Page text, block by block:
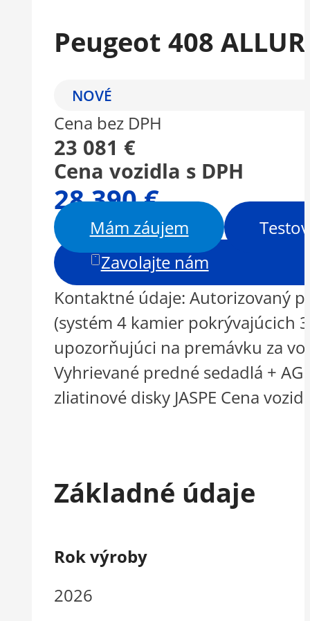
Peugeot 408
NOVÉ
Cena bez DPH
23 081 €
Cena vozidla s DPH
28 390 €
Mám záujem
Zavolajte nám
Kontaktné údaje: Autorizovaný
(systém 4 kamier pokrývajúcich
upozorňujúci na premávku za
Vyhrievané predné sedadlá +
zliatinové disky JASPE Cena
Základné údaje
Rok výroby
2026